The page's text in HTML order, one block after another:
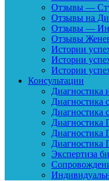
Отзывы —
Отзывы на
Отзывы —
Отзывы
Истории
Истории
Истории
Консультации
Диагностика
Диагностика
Диагностика
Диагностика
Диагностика
Диагностика
Экспертиза